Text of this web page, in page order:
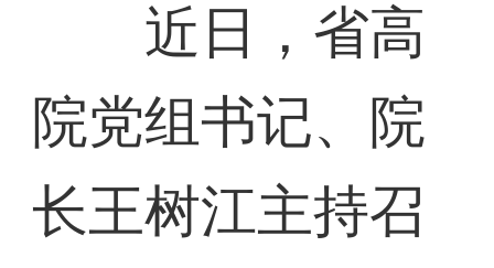
近日，省高
院党组书记、院
长王树江主持召